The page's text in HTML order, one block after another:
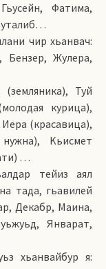
Фатима,
чир хьанвач:
Бензер, Жулера,
Туй
курица),
(красавица),
Kьисмет
…
тейиз аял
тада, гьавилей
Декабр, Маина,
Январат,
хьанвайбур я: